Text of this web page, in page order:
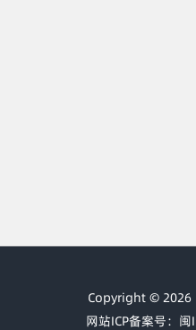
Copyright © 2026
网站ICP备案号：